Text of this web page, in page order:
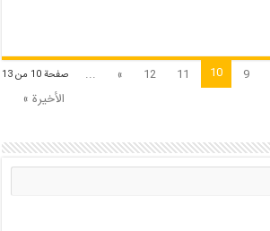
صفحة 10 من 13 9
10
11
12
»
...
الأخيرة »